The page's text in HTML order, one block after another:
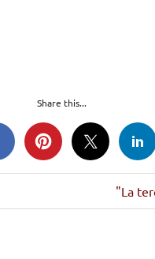
Share this...
"La